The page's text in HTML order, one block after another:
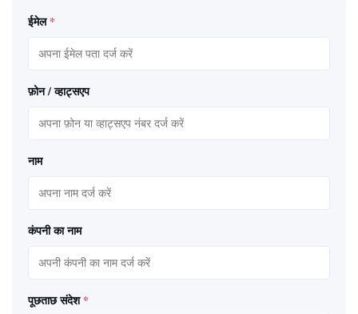
ईमेल *
फ़ोन / व्हाट्सएप
नाम
कंपनी का नाम
पूछताछ संदेश *